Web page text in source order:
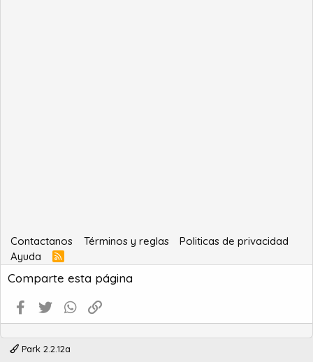
Contactanos Términos y reglas
Politicas de privacidad
Ayuda
R
S
S
Comparte esta página
Facebook
Twitter WhatsApp
Park 2.2.12a